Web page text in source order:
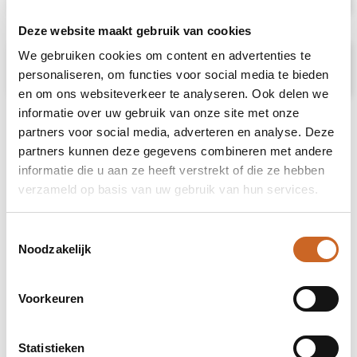
Deze website maakt gebruik van cookies
We gebruiken cookies om content en advertenties te
personaliseren, om functies voor social media te bieden
en om ons websiteverkeer te analyseren. Ook delen we
informatie over uw gebruik van onze site met onze
partners voor social media, adverteren en analyse. Deze
partners kunnen deze gegevens combineren met andere
informatie die u aan ze heeft verstrekt of die ze hebben
verzameld op basis van uw gebruik van hun services.
Noodzakelijk
Voorkeuren
Statistieken
Prijsspecificaties